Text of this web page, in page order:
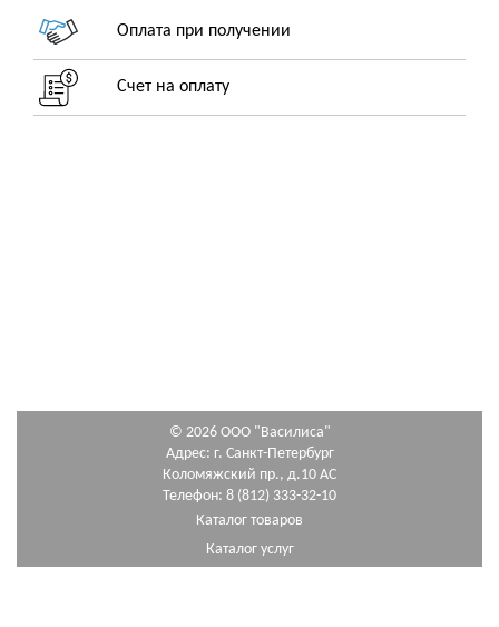
Оплата при получении
Счет на оплату
© 2026 ООО "Василиса"
Адрес: г. Санкт-Петербург
Коломяжский пр., д.10 АС
Телефон: 8 (812) 333-32-10
Каталог товаров
Каталог услуг